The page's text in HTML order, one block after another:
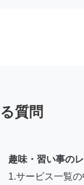
質問
趣味・習い事の
1.サービス一覧